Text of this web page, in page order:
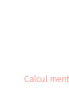
Calcul